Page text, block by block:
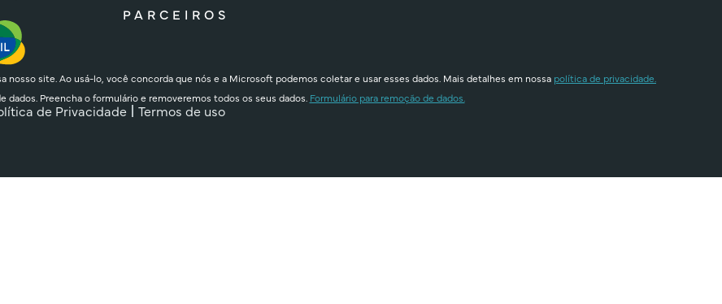
PARCEIROS
site. Ao usá-lo, você concorda que nós e a Microsoft podemos coletar e usar esses dados. Mais detalhes em nossa política de privacidade.
dados. Preencha o formulário e removeremos todos os seus dados. Formulário para remoção de dados.
de Privacidade Termos de uso